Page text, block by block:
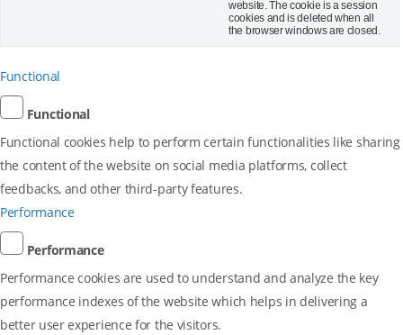
website. The cookie is a session
cookies and is deleted when all
the browser windows are closed.
Functional
Functional
Functional cookies help to perform certain functionalities like sharing
the content of the website on social media platforms, collect
feedbacks, and other third-party features.
Performance
Performance
Performance cookies are used to understand and analyze the key
performance indexes of the website which helps in delivering a
better user experience for the visitors.